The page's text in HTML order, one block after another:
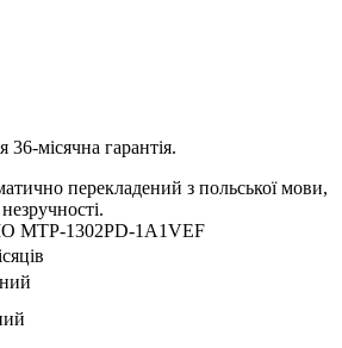
місячна гарантія.
перекладений з польської мови,
MTP-1302PD-1A1VEF